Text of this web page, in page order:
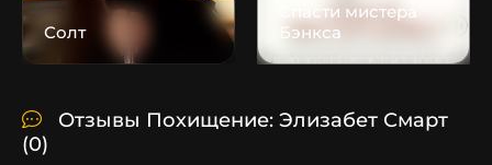
Солт
Спасти мистера
Бэнкса
Отзывы Похищение: Элизабет Смарт
(0)